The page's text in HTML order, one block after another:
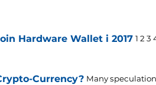
Hardware Wallet i 2017 1 2 3
Currency? Many